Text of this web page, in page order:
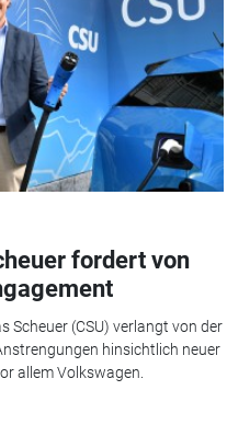
fordert von
Scheuer (CSU) verlangt von der
hinsichtlich neuer
allem Volkswagen.